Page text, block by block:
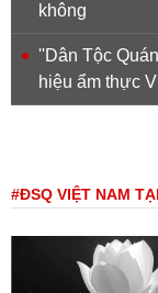
không
''Dân Tộc
hiệu ẩm thực
#ĐSQ VIỆT NAM